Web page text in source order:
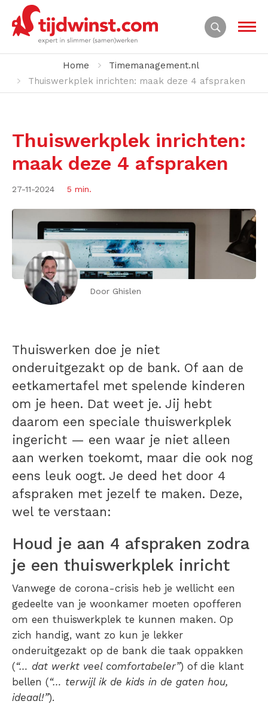
Home
Timemanagement.nl
Thuiswerkplek inrichten: maak deze 4 afspraken
Thuiswerkplek inrichten:
maak deze 4 afspraken
27-11-2024 5 min.
Door Ghislen
Thuiswerken doe je niet
onderuitgezakt op de bank. Of aan de
eetkamertafel met spelende kinderen
om je heen. Dat weet je. Jij hebt
daarom een speciale thuiswerkplek
ingericht — een waar je niet alleen
aan werken toekomt, maar die ook nog
eens leuk oogt. Je deed het door 4
afspraken met jezelf te maken. Deze,
wel te verstaan:
Houd je aan 4 afspraken zodra
je een thuiswerkplek inricht
Vanwege de corona-crisis heb je wellicht een
gedeelte van je woonkamer moeten opofferen
om een thuiswerkplek te kunnen maken. Op
zich handig, want zo kun je lekker
onderuitgezakt op de bank die taak oppakken
(“… dat werkt veel comfortabeler”) of die klant
bellen (“… terwijl ik de kids in de gaten hou,
ideaal!”).